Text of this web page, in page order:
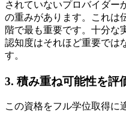
されていないプロバイダー
の重みがあります。これは
階で最も重要です。十分な
認知度はそれほど重要では
す。
3. 積み重ね可能性を評
この資格をフル学位取得に